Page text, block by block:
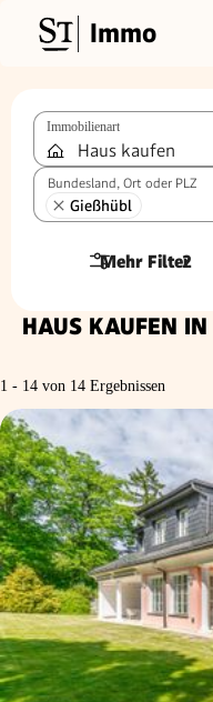
Immo
Immobilienart
Bundesland, Ort oder PLZ
Gießhübl
Mehr Filter
2
HAUS KAUFEN IN
1 - 14 von 14 Ergebnissen